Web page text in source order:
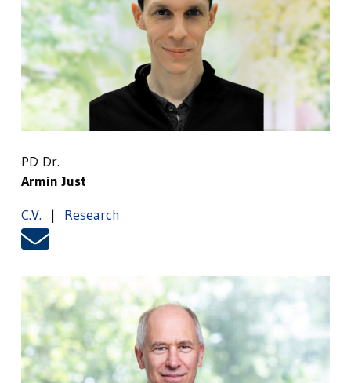
PD Dr.
Armin Just
C.V. | Research